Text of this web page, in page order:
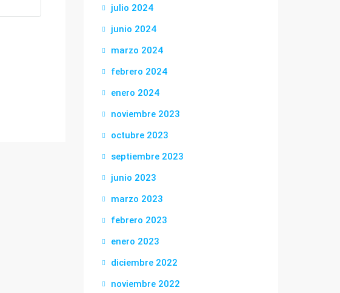
julio 2024
junio 2024
marzo 2024
febrero 2024
enero 2024
noviembre 2023
octubre 2023
septiembre 2023
junio 2023
marzo 2023
febrero 2023
enero 2023
diciembre 2022
noviembre 2022